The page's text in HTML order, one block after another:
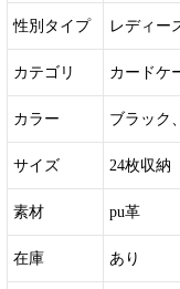
性別タイプ レディー
カテゴリ カードケ
カラー ブラック
サイズ 24枚収納
素材 pu革
在庫 あり